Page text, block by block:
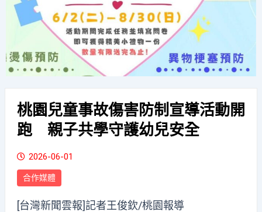
桃園兒童事故傷害防制宣導活動開
跑 親子共學守護幼兒安全
2026-06-01
合作媒體
[台灣新聞雲報]記者王俊欽/桃園報導